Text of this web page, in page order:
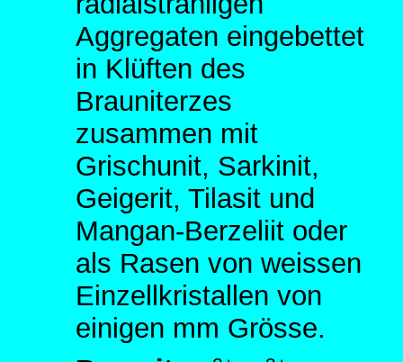
Aggregaten eingebettet
in Klüften des
Brauniterzes
zusammen mit
Grischunit, Sarkinit,
Geigerit, Tilasit und
Mangan-Berzeliit oder
als Rasen von weissen
Einzellkristallen von
einigen mm Grösse.